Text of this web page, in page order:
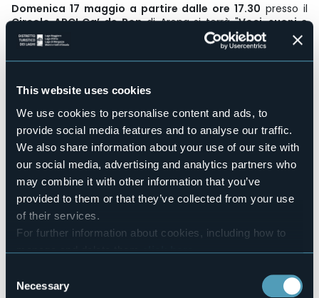
This website uses cookies
We use cookies to personalise content and ads, to
provide social media features and to analyse our traffic.
We also share information about your use of our site with
our social media, advertising and analytics partners who
may combine it with other information that you’ve
provided to them or that they’ve collected from your use
of their services.
For further information about cookies, including how to
manage and delete themclick here.
Selection
Necessary
Domenica 17 maggio a partire dalle ore 17.30 presso il
Circolo ARCI Ca’ de Popdi Arona si terrà "Voci, suoni e
parole di Pac
e", un pomeriggio di incontri, musiche, parole
dedicate alla pace.
mare, di pace” di Andrea Bellardinelli.
Emergency, e Roberto Maccaroni, infermiere già
coordinatore delle attività sanitarie della Life Support di
Emergency, dialogano con la giornalista de La Stampa
Novara Barbara Cottavoz.
Il pomeriggio proseguirà con momenti di teatro e musica
insieme a Kosmico Teatro e Manuel Consigli.
Si concluderà la giornata con una Light Dinner al costo di
15€ di cui 5€ ad Emergency,prenotazione obbligatoria
numero nel box.
Event organizer
Event location